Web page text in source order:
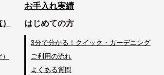
お手入れ実績
はじめての方
3分で分かる！クイック・ガーデニング
ご利用の流れ
よくある質問